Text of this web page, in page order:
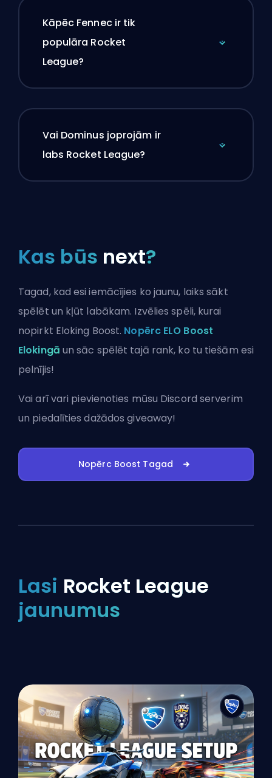
Kāpēc Fennec ir tik
populāra Rocket
League?
Vai Dominus joprojām ir
labs Rocket League?
Kas būs next?
Tagad, kad esi iemācījies ko jaunu, laiks sākt
spēlēt un kļūt labākam. Izvēlies spēli, kurai
nopirkt Eloking Boost. Nopērc ELO Boost
Elokingā un sāc spēlēt tajā rank, ko tu tiešām esi
pelnījis!
Vai arī vari pievienoties mūsu Discord serverim
un piedalīties dažādos giveaway!
Nopērc Boost Tagad
Lasi Rocket League
jaunumus